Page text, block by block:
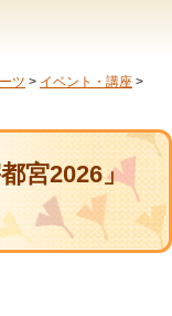
ツ > イベント・講座 >
宮2026」